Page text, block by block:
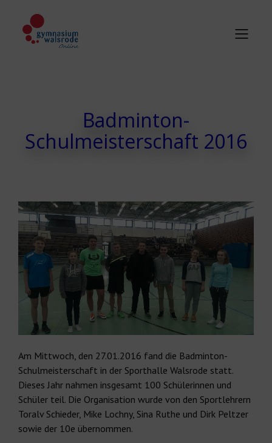
Badminton-
Schulmeisterschaft 2016
Am Mittwoch, den 27.01.2016 fand die Badminton-
Schulmeisterschaft in der Sporthalle Walsrode statt.
Dieses Jahr nahmen insgesamt 100 Schülerinnen und
Schüler teil. Die Organisation wurde von den Sportlehrern
Toralv Schieder, Mike Lochny, Sina Ruthe und Dirk Peltzer
sowie der 10e übernommen.